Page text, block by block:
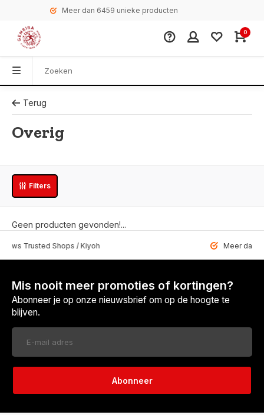
Meer dan 6459 unieke producten
0
Terug
Overig
Filters
Geen producten gevonden!...
Shops / Kiyoh Meer dan 6459
Mis nooit meer promoties of kortingen?
Abonneer je op onze nieuwsbrief om op de hoogte te
blijven.
Abonneer